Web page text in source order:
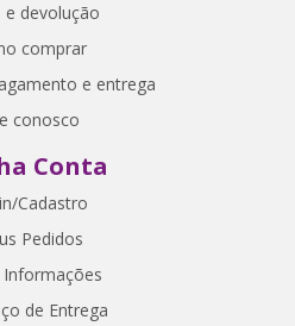
e devolução
comprar
e entrega
conosco
Conta
Cadastro
Pedidos
Informações
de Entrega